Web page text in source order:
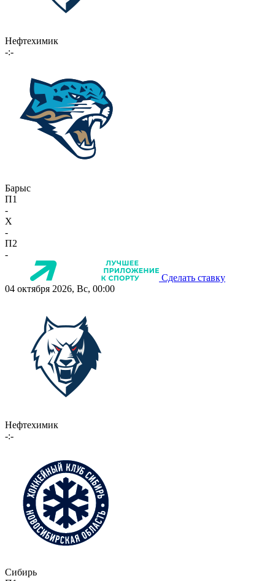
Нефтехимик
-:-
Барыс
П1
-
X
-
П2
-
Сделать ставку
04 октября 2026, Вс, 00:00
Нефтехимик
-:-
Сибирь